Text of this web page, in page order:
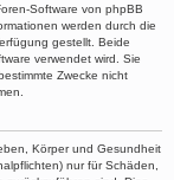
Software von phpBB
werden durch die
gestellt. Beide
verwendet wird. Sie
Zwecke nicht
Körper und Gesundheit
nur für Schäden,